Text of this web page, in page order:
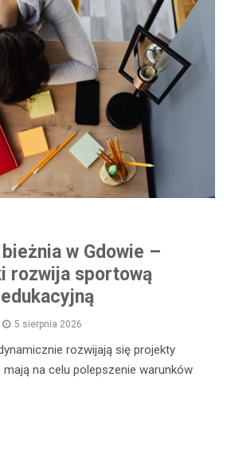
w Gdowie –
rozwija sportową
5 sierpnia 2026
rozwijają się projekty
na celu polepszenie warunków